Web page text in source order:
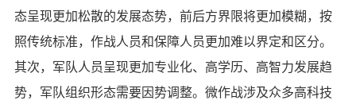
态呈现更加松散的发展态势，前后方界限将更加模糊，按
照传统标准，作战人员和保障人员更加难以界定和区分。
其次，军队人员呈现更加专业化、高学历、高智力发展趋
势，军队组织形态需要因势调整。微作战涉及众多高科技